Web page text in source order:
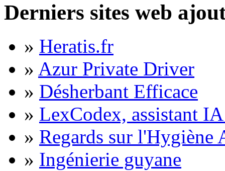
Derniers sites web
» Heratis.fr
» Azur Private Driver
» Désherbant Efficace
» LexCodex, assistant
» Regards sur l'Hygiène
» Ingénierie guyane